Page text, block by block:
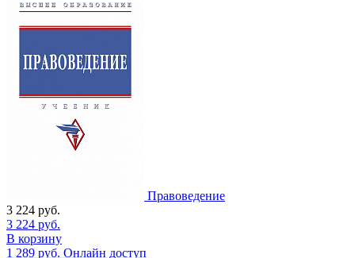
Правоведение
3 224 руб.
3 224 руб.
В корзину
1 289 руб. Онлайн доступ